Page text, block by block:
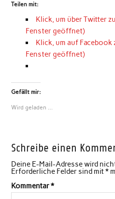
Teilen mit:
Klick, um über Twitter
Fenster geöffnet)
Klick, um auf Facebook
Fenster geöffnet)
Gefällt mir:
Wird geladen …
Schreibe einen
Deine E-Mail-Adresse wird
Erforderliche Felder sind mit*
Kommentar*